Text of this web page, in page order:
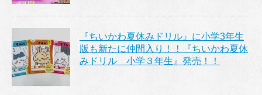
『ちいかわ夏休みドリル』に小学3年生
版も新たに仲間入り！！『ちいかわ夏休
みドリル 小学３年生』発売！！